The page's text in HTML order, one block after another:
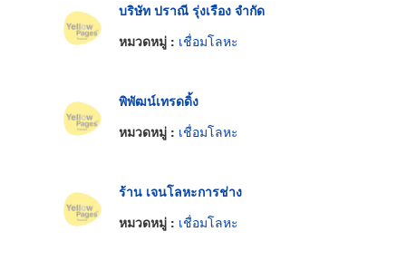
บริษัท ปราณี รุ่งเรือง จำกัด
หมวดหมู่ : เชื่อมโลหะ
พิพัฒน์เทรดดิ้ง
หมวดหมู่ : เชื่อมโลหะ
ร้าน เจนโลหะการช่าง
หมวดหมู่ : เชื่อมโลหะ